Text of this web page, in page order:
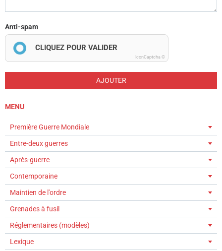
Anti-spam
CLIQUEZ POUR VALIDER
IconCaptcha ©
AJOUTER
MENU
Première Guerre Mondiale
Entre-deux guerres
Après-guerre
Contemporaine
Maintien de l'ordre
Grenades à fusil
Réglementaires (modèles)
Lexique